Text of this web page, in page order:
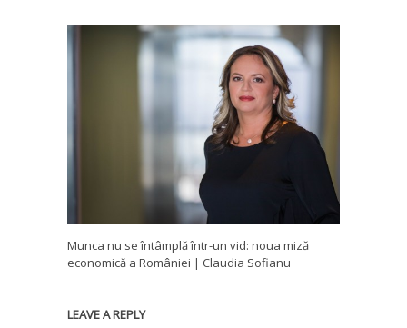
Munca nu se întâmplă într-un vid: noua miză
economică a României | Claudia Sofianu
LEAVE A REPLY